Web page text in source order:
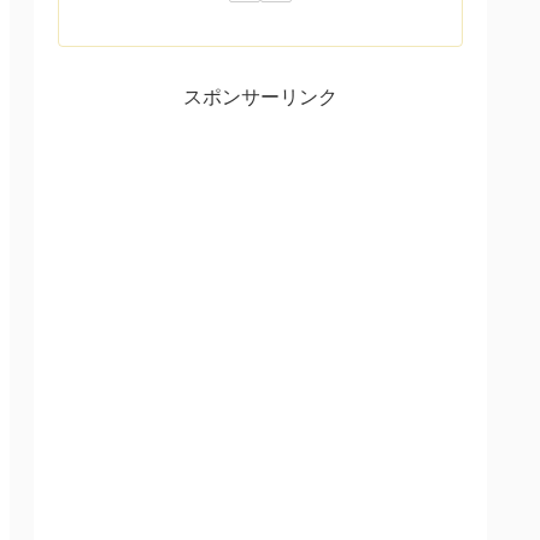
スポンサーリンク